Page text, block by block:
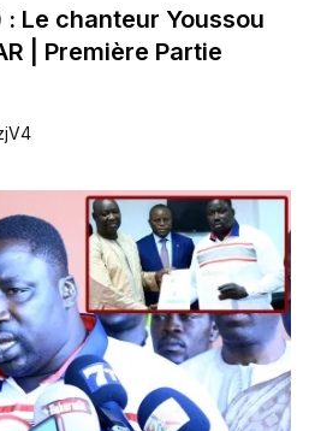
: Le chanteur Youssou
| Première Partie